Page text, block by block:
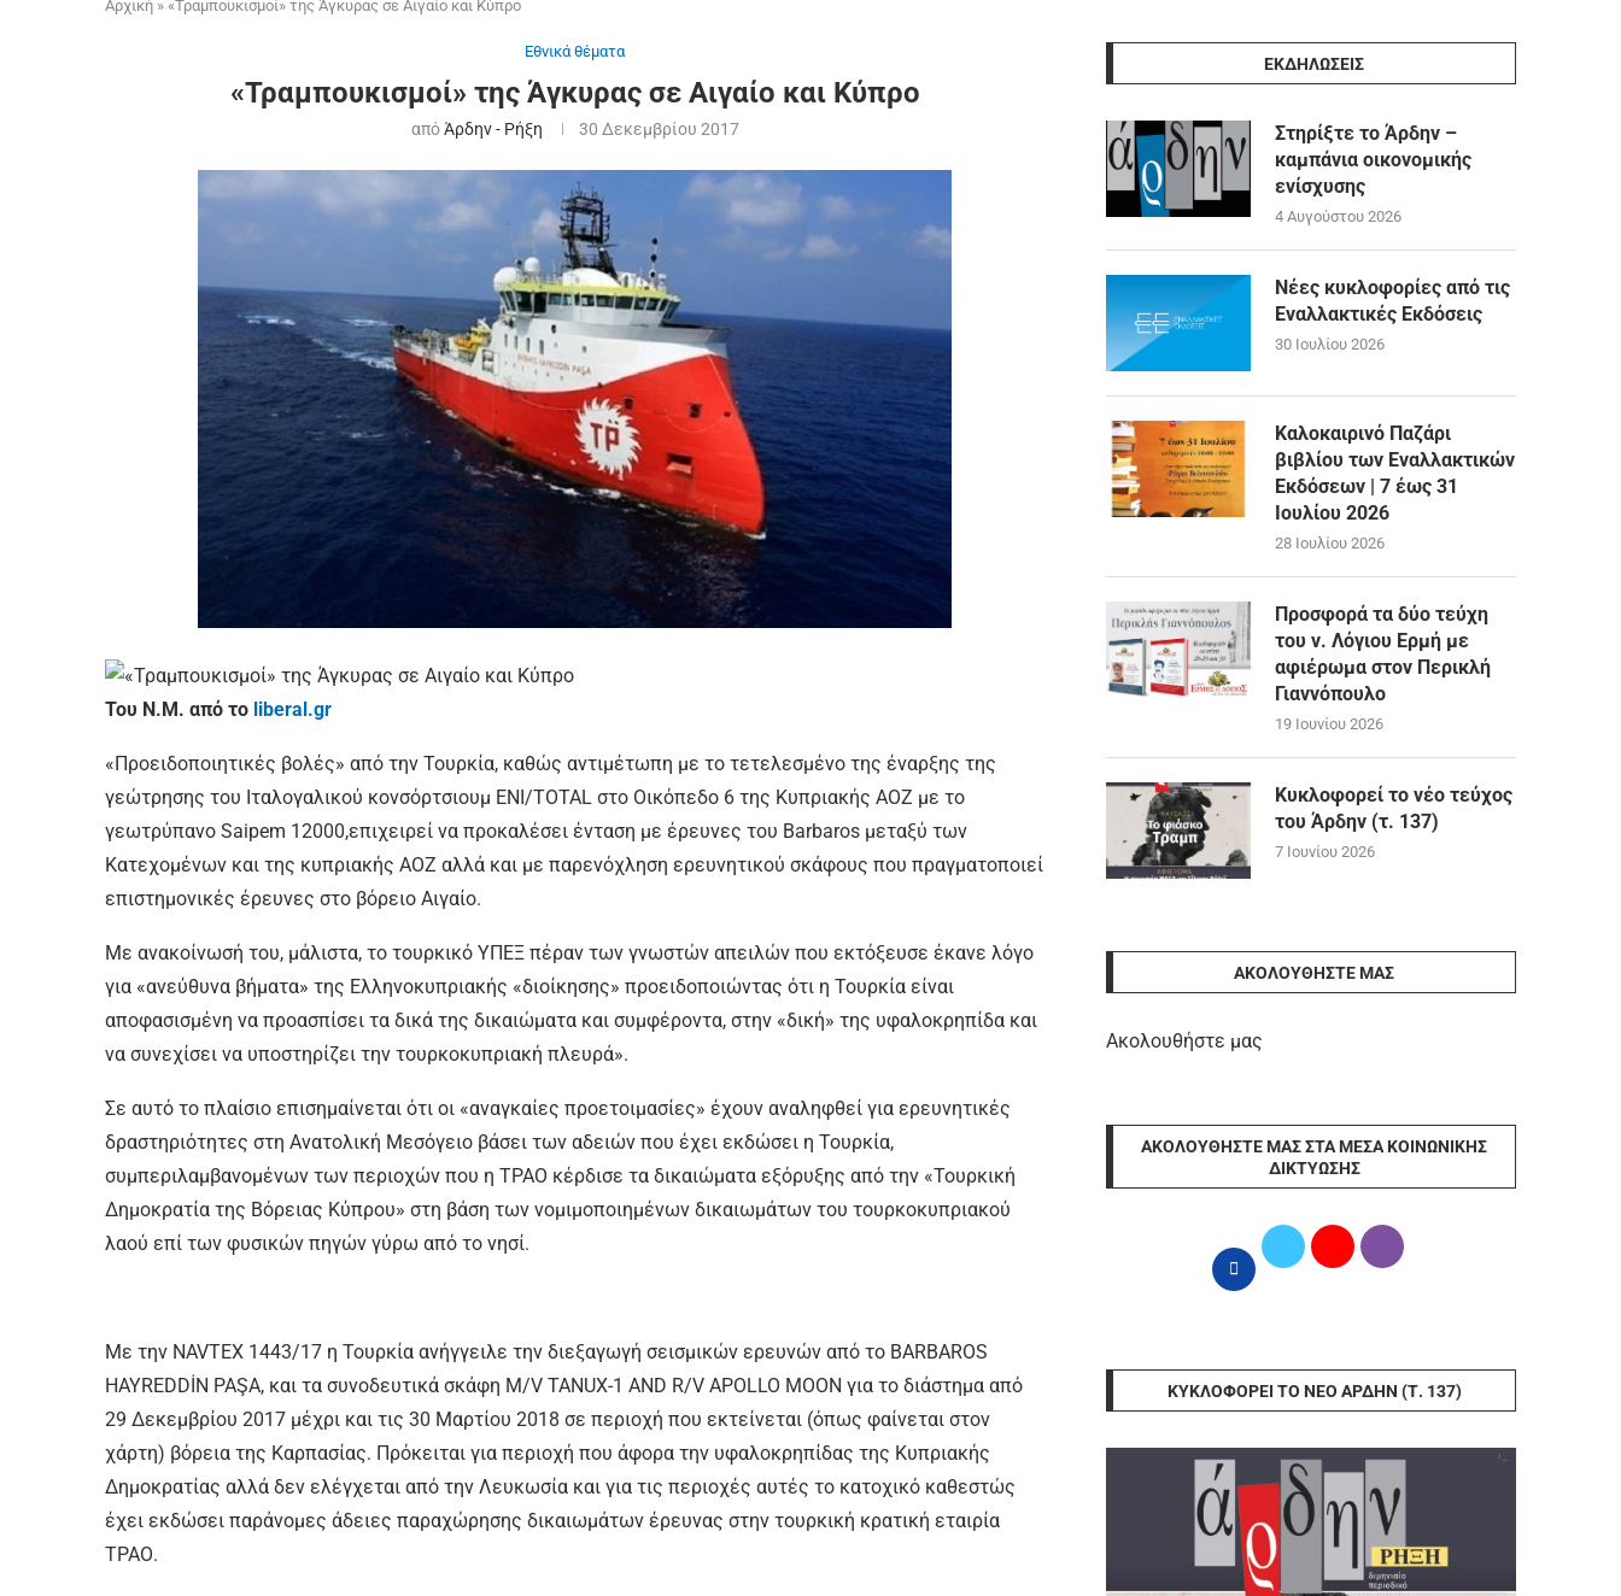
Αρχική » «Τραμπουκισμοί» της Άγκυρας σε Αιγαίο και Κύπρο
Εθνικά θέματα
«Τραμπουκισμοί» της Άγκυρας σε Αιγαίο και Κύπρο
απόΆρδην - Ρήξη 30 Δεκεμβρίου 2017
Του Ν.Μ. από το liberal.gr
«Προειδοποιητικές βολές» από την Τουρκία, καθώς αντιμέτωπη με το τετελεσμένο της έναρξης της
γεώτρησης του Ιταλογαλικού κονσόρτσιουμ ΕΝΙ/TOTAL στο Οικόπεδο 6 της Κυπριακής ΑΟΖ με το
γεωτρύπανο Saipem 12000,επιχειρεί να προκαλέσει ένταση με έρευνες του Barbaros μεταξύ των
Κατεχομένων και της κυπριακής ΑΟΖ αλλά και με παρενόχληση ερευνητικού σκάφους που πραγματοποιεί
επιστημονικές έρευνες στο βόρειο Αιγαίο.
Με ανακοίνωσή του, μάλιστα, το τουρκικό ΥΠΕΞ πέραν των γνωστών απειλών που εκτόξευσε έκανε λόγο
για «ανεύθυνα βήματα» της Ελληνοκυπριακής «διοίκησης» προειδοποιώντας ότι η Τουρκία είναι
αποφασισμένη να προασπίσει τα δικά της δικαιώματα και συμφέροντα, στην «δική» της υφαλοκρηπίδα και
να συνεχίσει να υποστηρίζει την τουρκοκυπριακή πλευρά».
Σε αυτό το πλαίσιο επισημαίνεται ότι οι «αναγκαίες προετοιμασίες» έχουν αναληφθεί για ερευνητικές
δραστηριότητες στη Ανατολική Μεσόγειο βάσει των αδειών που έχει εκδώσει η Τουρκία,
συμπεριλαμβανομένων των περιοχών που η ΤΡΑΟ κέρδισε τα δικαιώματα εξόρυξης από την «Τουρκική
Δημοκρατία της Βόρειας Κύπρου» στη βάση των νομιμοποιημένων δικαιωμάτων του τουρκοκυπριακού
λαού επί των φυσικών πηγών γύρω από το νησί.
Με την NAVTEX 1443/17 η Τουρκία ανήγγειλε την διεξαγωγή σεισμικών ερευνών από το BARBAROS
HAYREDDİN PAŞA, και τα συνοδευτικά σκάφη M/V TANUX-1 AND R/V APOLLO MOON για το διάστημα από
29 Δεκεμβρίου 2017 μέχρι και τις 30 Μαρτίου 2018 σε περιοχή που εκτείνεται (όπως φαίνεται στον
χάρτη) βόρεια της Καρπασίας. Πρόκειται για περιοχή που άφορα την υφαλοκρηπίδας της Κυπριακής
Δημοκρατίας αλλά δεν ελέγχεται από την Λευκωσία και για τις περιοχές αυτές το κατοχικό καθεστώς
έχει εκδώσει παράνομες άδειες παραχώρησης δικαιωμάτων έρευνας στην τουρκική κρατική εταιρία
ΤΡΑΟ.
ΕΚΔΗΛΩΣΕΙΣ
Στηρίξτε το Άρδην –
καμπάνια οικονομικής
ενίσχυσης
4 Αυγούστου 2026
Νέες κυκλοφορίες από τις
Εναλλακτικές Εκδόσεις
30 Ιουλίου 2026
Καλοκαιρινό Παζάρι
βιβλίου των Εναλλακτικών
Εκδόσεων | 7 έως 31
Ιουλίου 2026
28 Ιουλίου 2026
Προσφορά τα δύο τεύχη
του ν. Λόγιου Ερμή με
αφιέρωμα στον Περικλή
Γιαννόπουλο
19 Ιουνίου 2026
Κυκλοφορεί το νέο τεύχος
του Άρδην (τ. 137)
7 Ιουνίου 2026
ΑΚΟΛΟΥΘΉΣΤΕ ΜΑΣ
Ακολουθήστε μας
ΑΚΟΛΟΥΘΉΣΤΕ ΜΑΣ ΣΤΑ ΜΈΣΑ ΚΟΙΝΩΝΙΚΉΣ
ΔΙΚΤΎΩΣΗΣ
ΚΥΚΛΟΦΟΡΕΊ ΤΟ ΝΈΟ ΆΡΔΗΝ (Τ. 137)